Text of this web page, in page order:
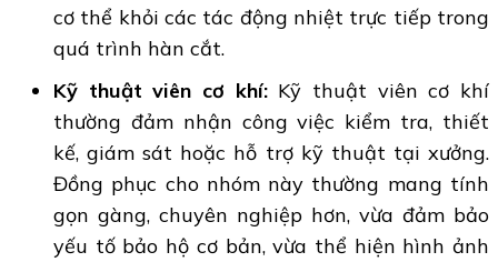
cơ thể khỏi các tác động nhiệt trực tiếp trong
quá trình hàn cắt.
Kỹ thuật viên cơ khí:Kỹ thuật viên cơ khí
thường đảm nhận công việc kiểm tra, thiết
kế, giám sát hoặc hỗ trợ kỹ thuật tại xưởng.
Đồng phục cho nhóm này thường mang tính
gọn gàng, chuyên nghiệp hơn, vừa đảm bảo
yếu tố bảo hộ cơ bản, vừa thể hiện hình ảnh